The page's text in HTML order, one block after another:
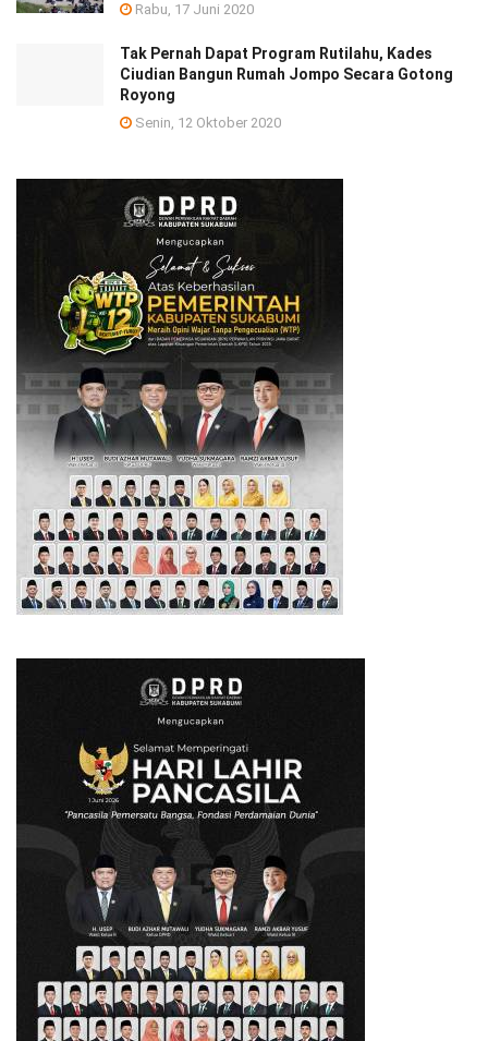
Rabu, 17 Juni 2020
Tak Pernah Dapat Program Rutilahu, Kades
Ciudian Bangun Rumah Jompo Secara Gotong
Royong
Senin, 12 Oktober 2020